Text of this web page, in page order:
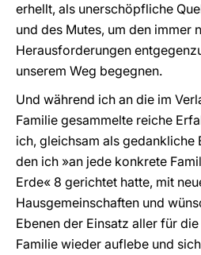
erhellt, als unerschöpfliche
und des Mutes, um den immer
Herausforderungen
unserem Weg begegnen.
Und während ich an die im
Familie gesammelte reiche
ich, gleichsam als gedankliche
den ich »an jede konkrete
Erde« 8 gerichtet hatte, mit
Hausgemeinschaften und
Ebenen der Einsatz aller für
Familie wieder auflebe und